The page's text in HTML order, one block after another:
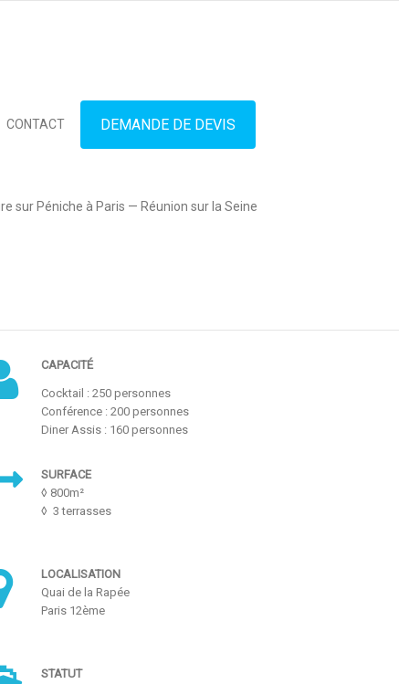
CONTACT DEMANDE DE DEVIS
sur Péniche à Paris — Réunion sur la Seine
Privatisation Bateau L’Olivia
CAPACITÉ
Cocktail : 250 personnes
Conférence : 200 personnes
Diner Assis : 160 personnes
SURFACE
◊ 800m²
◊ 3 terrasses
LOCALISATION
Quai de la Rapée
Paris 12ème
STATUT